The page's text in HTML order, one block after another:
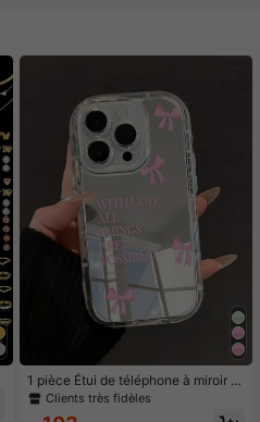
1 pièce Étui de téléphone à miroir ro
se minimaliste, style fille avec motif
Clients très fidèles